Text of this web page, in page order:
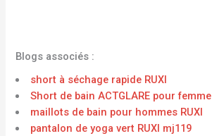
Blogs associés :
short à séchage rapide RUXI
Short de bain ACTGLARE pour femme
maillots de bain pour hommes RUXI
pantalon de yoga vert RUXI mj119